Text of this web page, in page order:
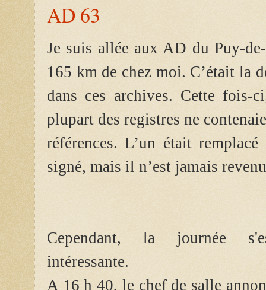
AD 63
Je suis allée aux AD du Puy-
165 km de chez moi. C’était la
dans ces archives. Cette fois-
plupart des registres ne
références. L’un était
signé, mais il n’est jamais
Cependant, la journée
intéressante.
A 16 h 40, le chef de salle